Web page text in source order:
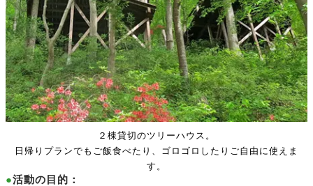
２棟貸切のツリーハウス。
日帰りプランでもご飯食べたり、ゴロゴロしたりご自由に使えま
す。
●活動の目的：